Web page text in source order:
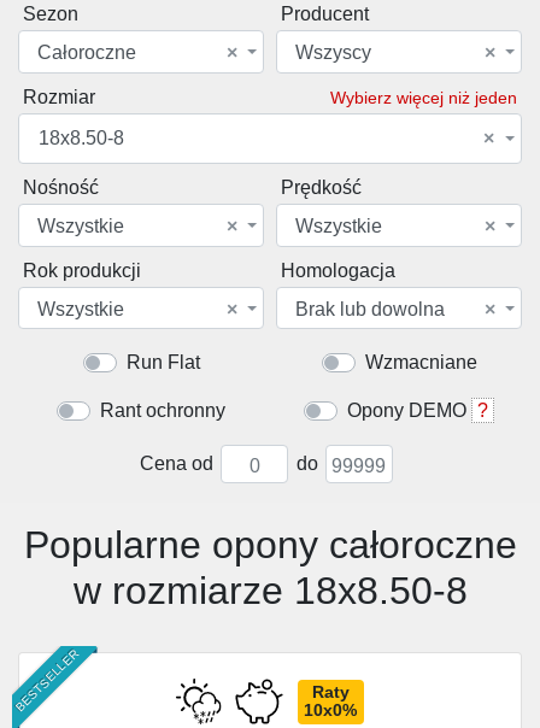
Sezon
×
Całoroczne
Producent
×
Wszyscy
Rozmiar Wybierz więcej niż jeden
×
18x8.50-8
Nośność
×
Wszystkie
Prędkość
×
Wszystkie
Rok produkcji
×
Wszystkie
Homologacja
×
Brak lub dowolna
Run Flat Wzmacniane
Rant ochronny Opony DEMO ?
Cena od do
Popularne opony całoroczne
w rozmiarze 18x8.50-8
BESTSELLER
Raty
10x0%